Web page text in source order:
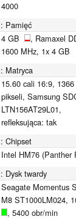
4000
Pamięć
4 GB
, Ramaxel
1600 MHz, 1x 4 GB
Matryca
15.60 cali 16:9,
pikseli, Samsung
LTN156AT29L01,
refleksująca: tak
Chipset
Intel HM76 (Panther
Dysk twardy
Seagate Momentus
M8 ST1000LM024,
, 5400 obr/min